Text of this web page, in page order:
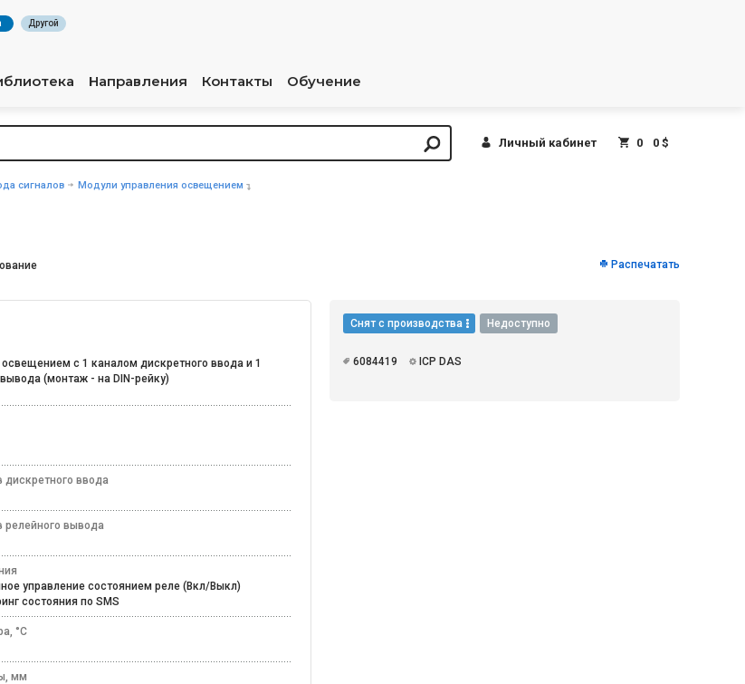
Другой
Направления Контакты Обучение
Личный кабинет 0 0 $
сигналов Модули управления освещением
Распечатать
Снят с производства Недоступно
6084419 ICP DAS
с 1 каналом дискретного ввода и 1
(монтаж - на DIN-рейку)
дискретного ввода
релейного вывода
управление состоянием реле (Вкл/Выкл)
состояния по SMS
°C
мм